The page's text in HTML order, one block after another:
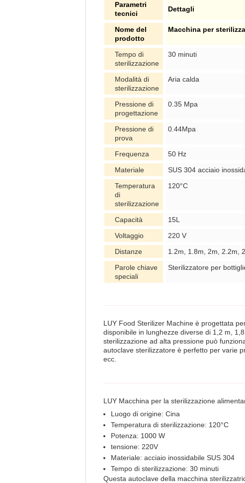
Parametri
tecnici
Dettagli
Nome del
prodotto
Macchina per
Tempo di
sterilizzazione
30 minuti
Modalità di
sterilizzazione
Aria calda
Pressione di
progettazione
0.35 Mpa
Pressione di
prova
0.44Mpa
Frequenza
50 Hz
Materiale
SUS 304 acciaio
Temperatura
di
sterilizzazione
120°C
Capacità
15L
Voltaggio
220 V
Distanze
1.2m, 1.8m, 2m, 2.2m,
Parole chiave
speciali
Sterilizzatore per
LUY Food Sterilizer Machine è progettata
disponibile in lunghezze diverse di 1,2 m,
sterilizzazione ad alta pressione può
autoclave sterilizzatore è perfetto per varie
ecc.
LUY Macchina per la sterilizzazione
Luogo di origine: Cina
Temperatura di sterilizzazione: 120°C
Potenza: 1000 W
tensione: 220V
Materiale: acciaio inossidabile SUS 304
Tempo di sterilizzazione: 30 minuti
Questa autoclave della macchina